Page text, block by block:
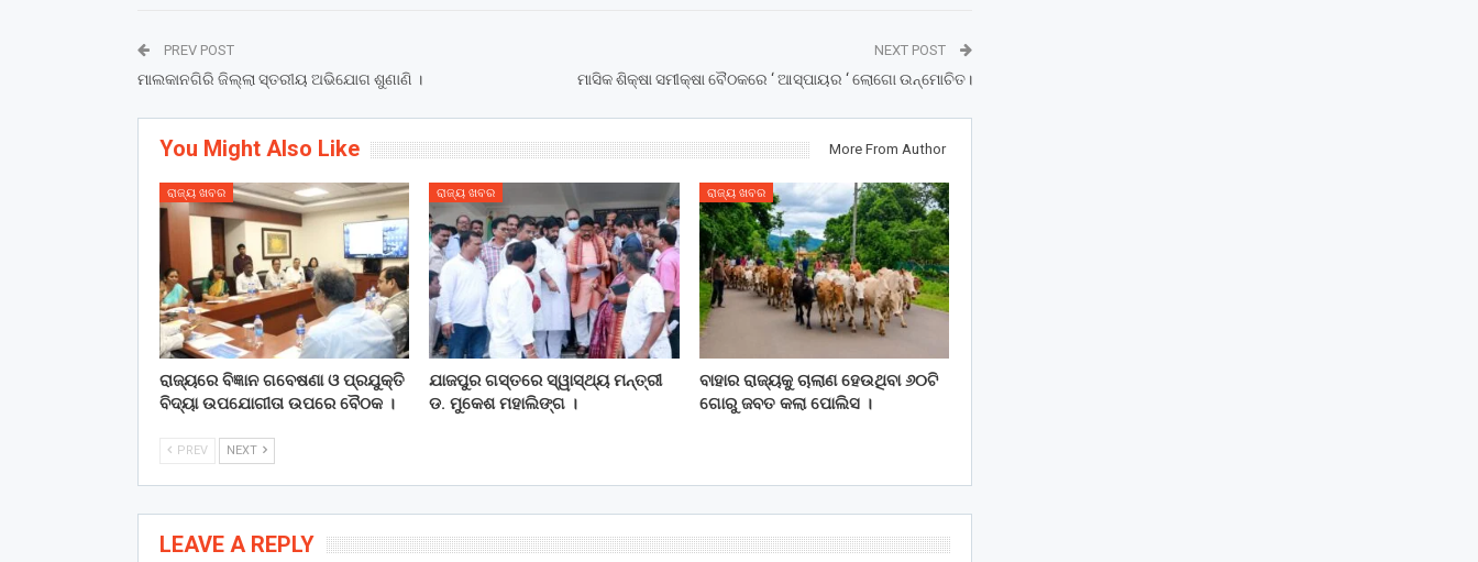
PREV POST
ମାଲକାନଗିରି ଜିଲ୍ଲା ସ୍ତରୀୟ ଅଭିଯୋଗ ଶୁଣାଣି ।
NEXT POST
ମାସିକ ଶିକ୍ଷା ସମୀକ୍ଷା ବୈଠକରେ ‘ ଆସ୍ପାୟର ‘ ଲୋଗୋ ଉନ୍ମୋଚିତ।
You Might Also Like More From Author
ରାଜ୍ୟ ଖବର
ରାଜ୍ୟରେ ବିଜ୍ଞାନ ଗବେଷଣା ଓ ପ୍ରଯୁକ୍ତି
ବିଦ୍ୟା ଉପଯୋଗୀତା ଉପରେ ବୈଠକ ।
ରାଜ୍ୟ ଖବର
ଯାଜପୁର ଗସ୍ତରେ ସ୍ୱାସ୍ଥ୍ୟ ମନ୍ତ୍ରୀ
ଡ. ମୁକେଶ ମହାଲିଙ୍ଗ ।
ରାଜ୍ୟ ଖବର
ବାହାର ରାଜ୍ୟକୁ ଚାଲାଣ ହେଉଥିବା ୬୦ଟି
ଗୋରୁ ଜବତ କଲା ପୋଲିସ ।
PREV NEXT
LEAVE A REPLY